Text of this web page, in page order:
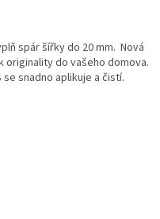
spár šířky do 20 mm. Nová
originality do vašeho domova.
se snadno aplikuje a čistí.